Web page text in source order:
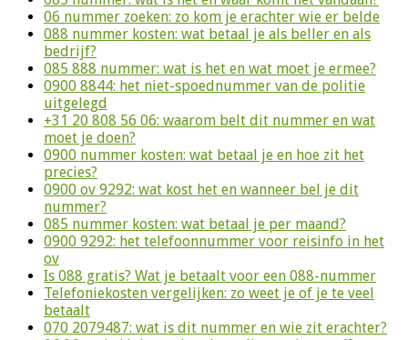
06 nummer zoeken: zo kom je erachter wie er belde
088 nummer kosten: wat betaal je als beller en als
bedrijf?
085 888 nummer: wat is het en wat moet je ermee?
0900 8844: het niet-spoednummer van de politie
uitgelegd
+31 20 808 56 06: waarom belt dit nummer en wat
moet je doen?
0900 nummer kosten: wat betaal je en hoe zit het
precies?
0900 ov 9292: wat kost het en wanneer bel je dit
nummer?
085 nummer kosten: wat betaal je per maand?
0900 9292: het telefoonnummer voor reisinfo in het
ov
Is 088 gratis? Wat je betaalt voor een 088-nummer
Telefoniekosten vergelijken: zo weet je of je te veel
betaalt
070 2079487: wat is dit nummer en wie zit erachter?